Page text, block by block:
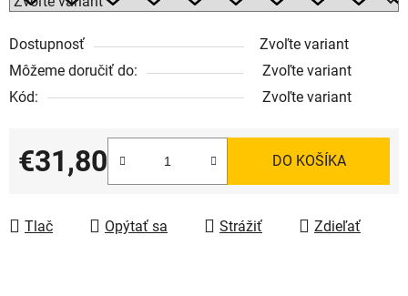
Dostupnosť
Zvoľte variant
Môžeme doručiť do:
Zvoľte variant
Kód:
Zvoľte variant
€31,80
Jednotková cena:
DO KOŠÍKA
Tlač Opýtať sa Strážiť Zdieľať